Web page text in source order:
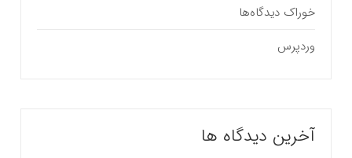
خوراک دیدگاه‌ها
وردپرس
آخرین دیدگاه ها